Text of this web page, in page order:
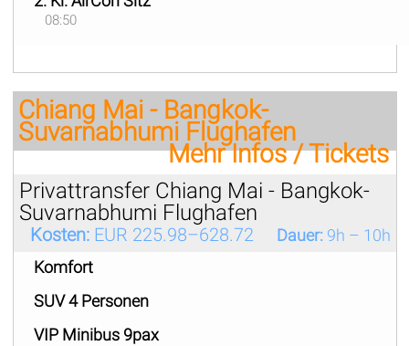
08:50
Chiang Mai - Bangkok-
Suvarnabhumi Flughafen
Mehr Infos / Tickets
Privattransfer Chiang Mai - Bangkok-
Suvarnabhumi Flughafen
Kosten:EUR 225.98–628.72 Dauer:9h – 10h
Komfort
SUV 4 Personen
VIP Minibus 9pax